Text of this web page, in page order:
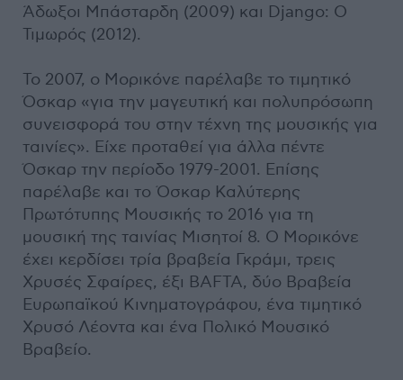
Άδωξοι Μπάσταρδη (2009) και Django: Ο
Τιμωρός (2012).
Το 2007, ο Μορικόνε παρέλαβε το τιμητικό
Όσκαρ «για την μαγευτική και πολυπρόσωπη
συνεισφορά του στην τέχνη της μουσικής για
ταινίες». Είχε προταθεί για άλλα πέντε
Όσκαρ την περίοδο 1979-2001. Επίσης
παρέλαβε και το Όσκαρ Καλύτερης
Πρωτότυπης Μουσικής το 2016 για τη
μουσική της ταινίας Μισητοί 8. Ο Μορικόνε
έχει κερδίσει τρία βραβεία Γκράμι, τρεις
Χρυσές Σφαίρες, έξι BAFTA, δύο Βραβεία
Ευρωπαϊκού Κινηματογράφου, ένα τιμητικό
Χρυσό Λέοντα και ένα Πολικό Μουσικό
Βραβείο.